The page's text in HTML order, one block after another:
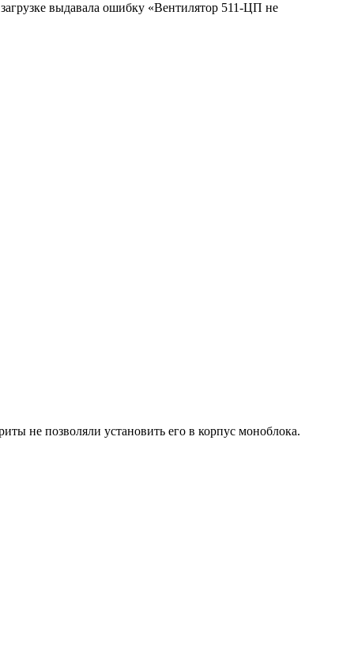
выдавала ошибку «Вентилятор 511-ЦП не
не позволяли установить его в корпус моноблока.